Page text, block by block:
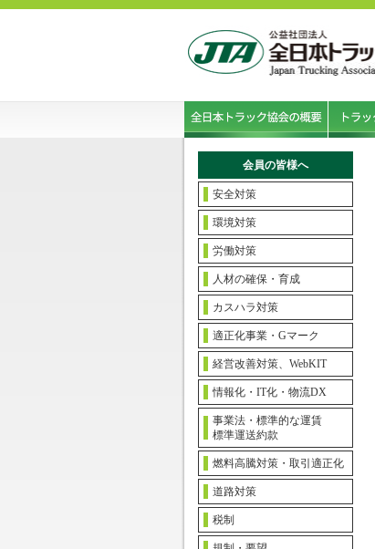
会員の皆様へ
安全対策
環境対策
労働対策
人材の確保・育成
カスハラ対策
適正化事業・Gマーク
経営改善対策、WebKIT
情報化・IT化・物流DX
事業法・標準的な運賃
標準運送約款
燃料高騰対策・取引適正化
道路対策
税制